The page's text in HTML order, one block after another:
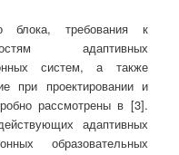
блока, требования к
адаптивных
систем, а также
при проектировании и
рассмотрены в [3].
адаптивных
образовательных